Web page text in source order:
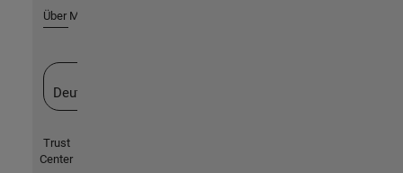
Über MathWorks
Deutschland
Trust
Center